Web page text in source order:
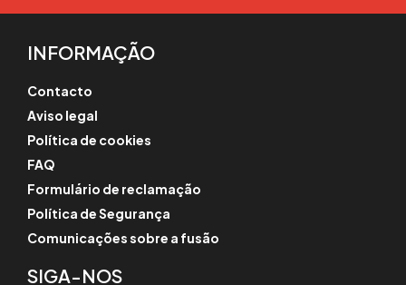
INFORMAÇÃO
Contacto
Aviso legal
Política de cookies
FAQ
Formulário de reclamação
Política de Segurança
Comunicações sobre a fusão
SIGA-NOS